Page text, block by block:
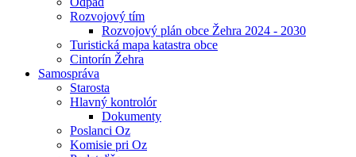
Rozvojový tím
Rozvojový plán obce Žehra 2024 - 2030
Turistická mapa katastra obce
Cintorín Žehra
Samospráva
Starosta
Hlavný kontrolór
Dokumenty
Poslanci Oz
Komisie pri Oz